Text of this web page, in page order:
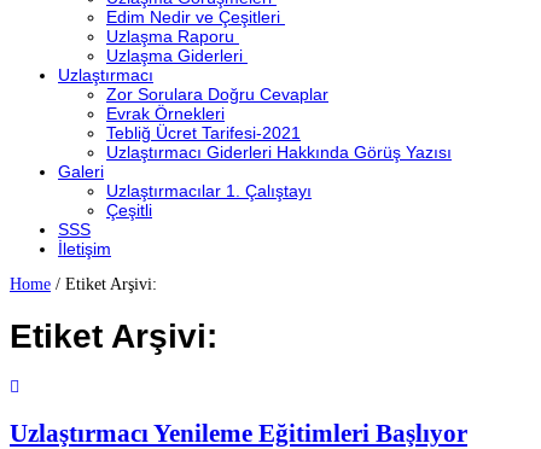
Edim Nedir ve Çeşitleri
Uzlaşma Raporu
Uzlaşma Giderleri
Uzlaştırmacı
Zor Sorulara Doğru Cevaplar
Evrak Örnekleri
Tebliğ Ücret Tarifesi-2021
Uzlaştırmacı Giderleri Hakkında Görüş Yazısı
Galeri
Uzlaştırmacılar 1. Çalıştayı
Çeşitli
SSS
İletişim
Home / Etiket Arşivi:
Etiket Arşivi:
Uzlaştırmacı Yenileme Eğitimleri Başlıyor